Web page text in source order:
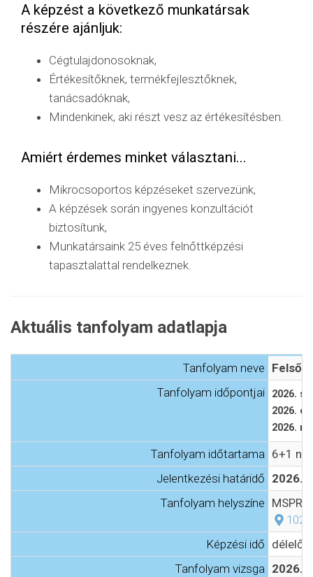
A képzést a következő munkatársak
részére ajánljuk:
Cégtulajdonosoknak,
Értékesítőknek, termékfejlesztőknek,
tanácsadóknak,
Mindenkinek, aki részt vesz az értékesítésben.
Amiért érdemes minket választani...
Mikrocsoportos képzéseket szervezünk,
A képzések során ingyenes konzultációt
biztosítunk,
Munkatársaink 25 éves felnőttképzési
tapasztalattal rendelkeznek.
Aktuális tanfolyam adatlapja
Tanfolyam neve
Tanfolyam időpontjai
2026.
2026.
2026.
Tanfolyam időtartama 6+1
Jelentkezési határidő 2026.
Tanfolyam helyszíne MSPR
Képzési idő
Tanfolyam vizsga 2026.